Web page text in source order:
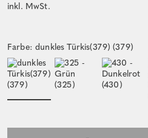
inkl. MwSt.
Farbe: dunkles Türkis(379) (379)